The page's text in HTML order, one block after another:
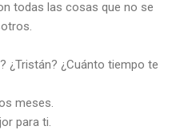
d
e
o
todas las cosas que no se
¿Tristán? ¿Cuánto tiempo te
meses.
para ti.